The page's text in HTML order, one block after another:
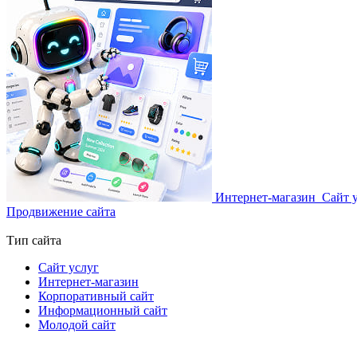
Интернет-магазин Сайт
Продвижение сайта
Тип сайта
Сайт услуг
Интернет-магазин
Корпоративный сайт
Информационный сайт
Молодой сайт